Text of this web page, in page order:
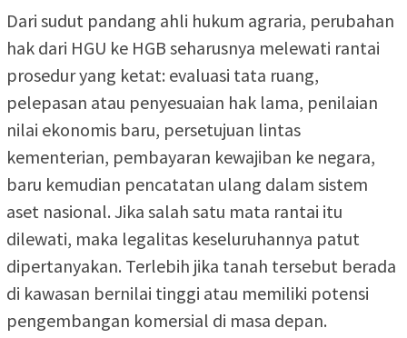
Dari sudut pandang ahli hukum agraria, perubahan
hak dari HGU ke HGB seharusnya melewati rantai
prosedur yang ketat: evaluasi tata ruang,
pelepasan atau penyesuaian hak lama, penilaian
nilai ekonomis baru, persetujuan lintas
kementerian, pembayaran kewajiban ke negara,
baru kemudian pencatatan ulang dalam sistem
aset nasional. Jika salah satu mata rantai itu
dilewati, maka legalitas keseluruhannya patut
dipertanyakan. Terlebih jika tanah tersebut berada
di kawasan bernilai tinggi atau memiliki potensi
pengembangan komersial di masa depan.